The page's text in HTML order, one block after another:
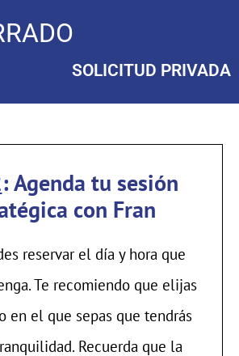
SOLICITUD PRIVADA
:Agenda tu sesión
con Fran
reservar el día y hora que
Te recomiendo que elijas
en el que sepas que tendrás
Recuerda que la